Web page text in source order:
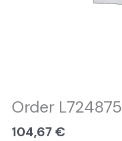
Order L724875
104,67 €